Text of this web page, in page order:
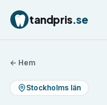
tandpris.se
← Hem
Stockholms län